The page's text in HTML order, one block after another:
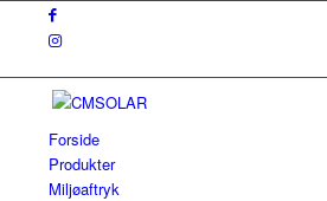
Forside
Produkter
Miljøaftryk